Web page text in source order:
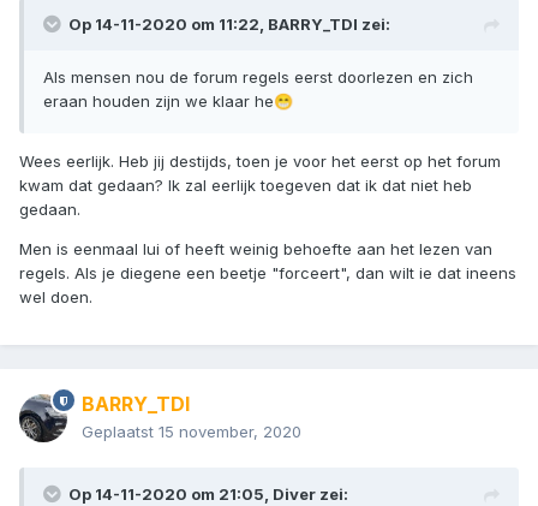
Op 14-11-2020 om 11:22, BARRY_TDI zei:
Als mensen nou de forum regels eerst doorlezen en zich
eraan houden zijn we klaar he😁
Wees eerlijk. Heb jij destijds, toen je voor het eerst op het forum
kwam dat gedaan? Ik zal eerlijk toegeven dat ik dat niet heb
gedaan.
Men is eenmaal lui of heeft weinig behoefte aan het lezen van
regels. Als je diegene een beetje "forceert", dan wilt ie dat ineens
wel doen.
BARRY_TDI
Geplaatst 15 november, 2020
Op 14-11-2020 om 21:05, Diver zei: